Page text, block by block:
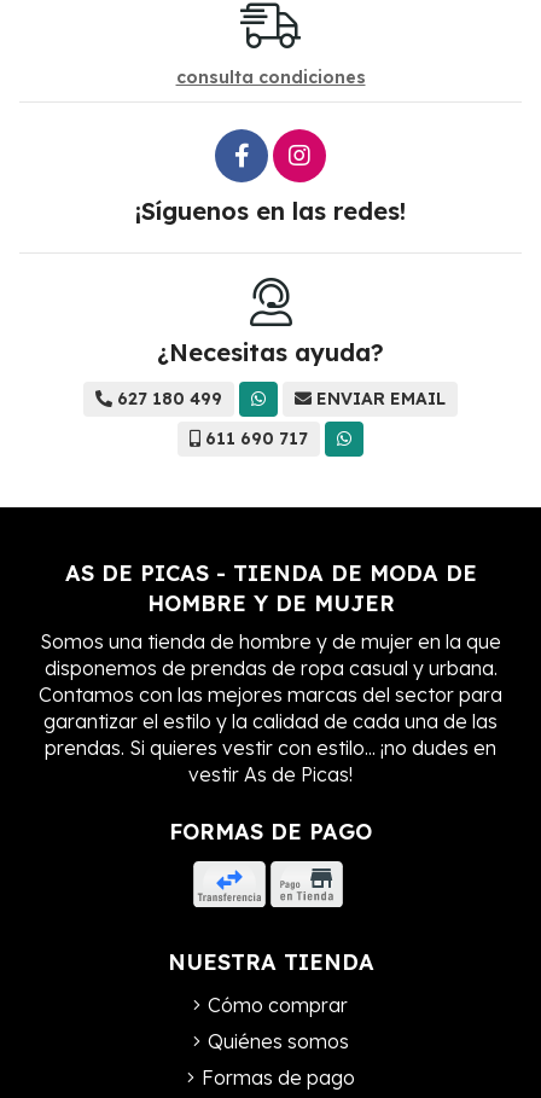
consulta condiciones
¡Síguenos en las redes!
¿Necesitas ayuda?
627 180 499
ENVIAR EMAIL
611 690 717
AS DE PICAS - TIENDA DE MODA DE
HOMBRE Y DE MUJER
Somos una tienda de hombre y de mujer en la que
disponemos de prendas de ropa casual y urbana.
Contamos con las mejores marcas del sector para
garantizar el estilo y la calidad de cada una de las
prendas. Si quieres vestir con estilo... ¡no dudes en
vestir As de Picas!
FORMAS DE PAGO
NUESTRA TIENDA
Cómo comprar
Quiénes somos
Formas de pago